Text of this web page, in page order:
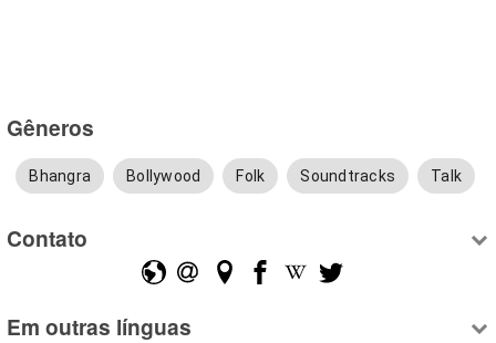
Gêneros
Bhangra Bollywood Folk Soundtracks Talk
Contato
Em outras línguas